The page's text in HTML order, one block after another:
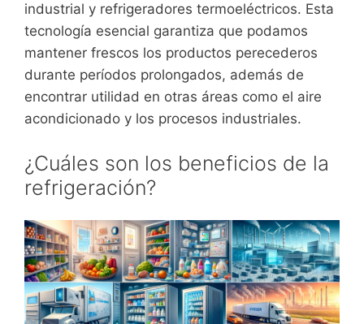
industrial y refrigeradores termoeléctricos. Esta
tecnología esencial garantiza que podamos
mantener frescos los productos perecederos
durante períodos prolongados, además de
encontrar utilidad en otras áreas como el aire
acondicionado y los procesos industriales.
¿Cuáles son los beneficios de la
refrigeración?